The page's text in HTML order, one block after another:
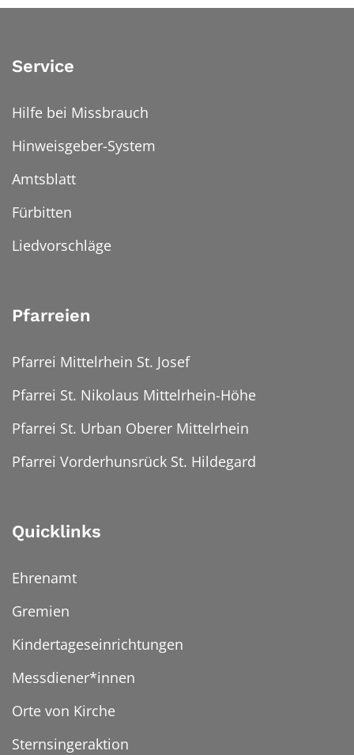
Service
Hilfe bei Missbrauch
Hinweisgeber-System
Amtsblatt
Fürbitten
Liedvorschläge
Pfarreien
Pfarrei Mittelrhein St. Josef
Pfarrei St. Nikolaus Mittelrhein-Höhe
Pfarrei St. Urban Oberer Mittelrhein
Pfarrei Vorderhunsrück St. Hildegard
Quicklinks
Ehrenamt
Gremien
Kindertageseinrichtungen
Messdiener*innen
Orte von Kirche
Sternsingeraktion